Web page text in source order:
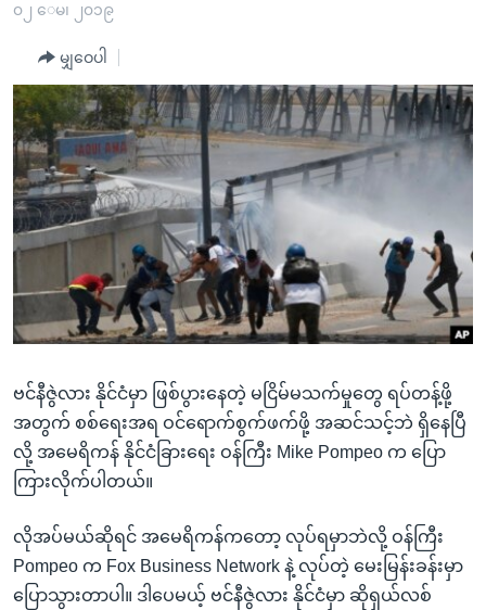
ပင်မ
ကျော်
ကြည့်
ရန်
ပင်မ
အ
ညွန်း
စာမျက်နှာ
ကျော်
ရန်
ရှာဖွေ
ရန်
နေရာ
ကျော်
ရန်
အစ္စရေး-ပါလက်စတိုင်း
အင်္ဂလိပ်စာလေ့လာမယ်
အမေရိကန်သုံးအီဒီယံ
မကြေးမုံရဲ့ အင်္ဂလိပ်စာ
ရုပ်ရှင်ထဲက အင်္ဂလိပ်စာ
သုတပဒေသာ အင်္ဂလိပ်စာ
အပတ်စဉ်ကဏ္ဍများ
ရေဒီယို
တီဗွီ
ရေဒီယိုနှင့်ရုပ်သံ အချက်အလက်များ
ရေဒီယို/တီဗွီအစီအစဉ်
Learning English
ဗွီအိုအေ လူမှုကွန်ယက်များ
ဘာသာစကားများ
၀၂ ေမ၊ ၂၀၁၉
မျှဝေပါ
ဗင်နီဇွဲလား နိုင်ငံမှာ ဖြစ်ပွားနေတဲ့ မငြိမ်မသက်မှုတွေ ရပ်တန့်ဖို့
အတွက် စစ်ရေးအရ ဝင်ရောက်စွက်ဖက်ဖို့ အဆင်သင့်ဘဲ ရှိနေပြီ
လို့ အမေရိကန် နိုင်ငံခြားရေး ဝန်ကြီး Mike Pompeo က ပြော
ကြားလိုက်ပါတယ်။
လိုအပ်မယ်ဆိုရင် အမေရိကန်ကတော့ လုပ်ရမှာဘဲလို့ ဝန်ကြီး
Pompeo က Fox Business Network နဲ့ လုပ်တဲ့ မေးမြန်းခန်းမှာ
ပြောသွားတာပါ။ ဒါပေမယ့် ဗင်နီဇွဲလား နိုင်ငံမှာ ဆိုရှယ်လစ်